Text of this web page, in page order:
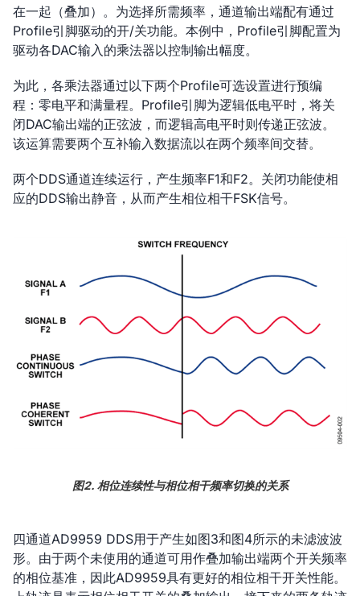
在一起（叠加）。为选择所需频率，通道输出端配有通过
Profile引脚驱动的开/关功能。本例中，Profile引脚配置为
驱动各DAC输入的乘法器以控制输出幅度。
为此，各乘法器通过以下两个Profile可选设置进行预编
程：零电平和满量程。Profile引脚为逻辑低电平时，将关
闭DAC输出端的正弦波，而逻辑高电平时则传递正弦波。
该运算需要两个互补输入数据流以在两个频率间交替。
两个DDS通道连续运行，产生频率F1和F2。关闭功能使相
应的DDS输出静音，从而产生相位相干FSK信号。
图2. 相位连续性与相位相干频率切换的关系
四通道AD9959 DDS用于产生如图3和图4所示的未滤波波
形。由于两个未使用的通道可用作叠加输出端两个开关频率
的相位基准，因此AD9959具有更好的相位相干开关性能。